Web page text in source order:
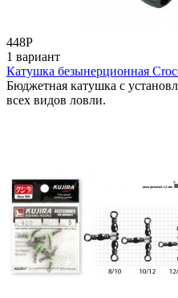
448Р
1 вариант
Катушка безынерционная
Бюджетная катушка с
всех видов ловли.